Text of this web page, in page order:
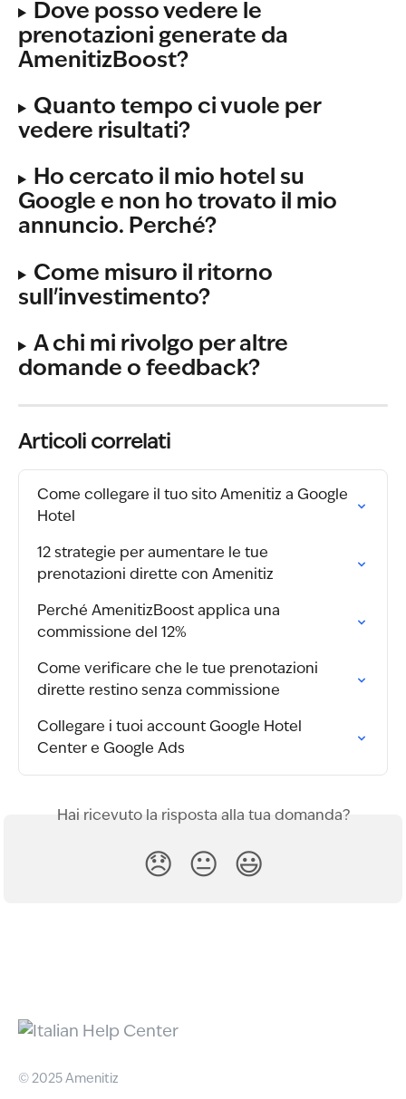
Dove posso vedere le
prenotazioni generate da
AmenitizBoost?
Quanto tempo ci vuole per
vedere risultati?
Ho cercato il mio hotel su
Google e non ho trovato il mio
annuncio. Perché?
Come misuro il ritorno
sull'investimento?
A chi mi rivolgo per altre
domande o feedback?
Articoli correlati
Come collegare il tuo sito Amenitiz a Google
Hotel
12 strategie per aumentare le tue
prenotazioni dirette con Amenitiz
Perché AmenitizBoost applica una
commissione del 12%
Come verificare che le tue prenotazioni
dirette restino senza commissione
Collegare i tuoi account Google Hotel
Center e Google Ads
Hai ricevuto la risposta alla tua domanda?
😞 😐 😃
© 2025 Amenitiz